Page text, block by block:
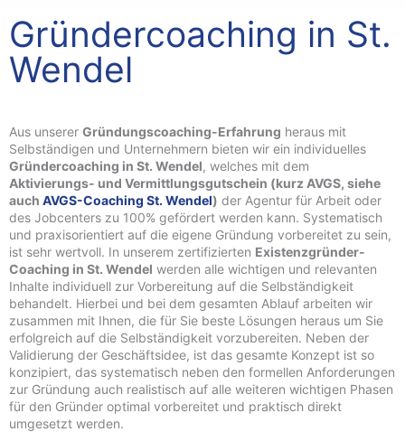
Gründercoaching in St.
Wendel
Aus unserer Gründungscoaching-Erfahrung heraus mit
Selbständigen und Unternehmern bieten wir ein individuelles
Gründercoaching in St. Wendel, welches mit dem
Aktivierungs- und Vermittlungsgutschein (kurz AVGS, siehe
auch AVGS-Coaching St. Wendel) der Agentur für Arbeit oder
des Jobcenters zu 100% gefördert werden kann. Systematisch
und praxisorientiert auf die eigene Gründung vorbereitet zu sein,
ist sehr wertvoll. In unserem zertifizierten Existenzgründer-
Coaching in St. Wendel werden alle wichtigen und relevanten
Inhalte individuell zur Vorbereitung auf die Selbständigkeit
behandelt. Hierbei und bei dem gesamten Ablauf arbeiten wir
zusammen mit Ihnen, die für Sie beste Lösungen heraus um Sie
erfolgreich auf die Selbständigkeit vorzubereiten. Neben der
Validierung der Geschäftsidee, ist das gesamte Konzept ist so
konzipiert, das systematisch neben den formellen Anforderungen
zur Gründung auch realistisch auf alle weiteren wichtigen Phasen
für den Gründer optimal vorbereitet und praktisch direkt
umgesetzt werden.